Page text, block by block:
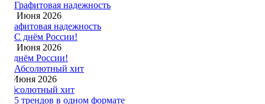
25 Июня 2026
Графитовая надежность
12 Июня 2026
С днём России!
8 Июня 2026
Абсолютный хит